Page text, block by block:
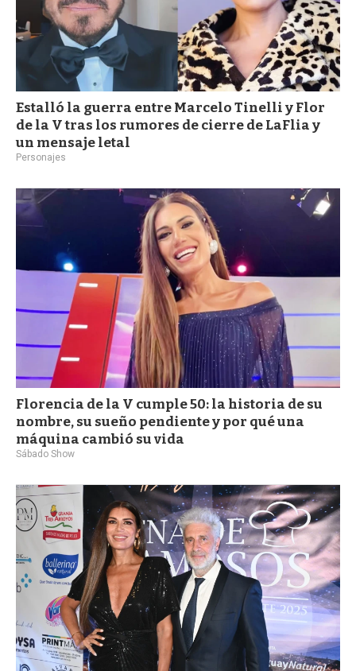
Estalló la guerra entre Marcelo Tinelli y Flor
de la V tras los rumores de cierre de LaFlia y
un mensaje letal
Personajes
Florencia de la V cumple 50: la historia de su
nombre, su sueño pendiente y por qué una
máquina cambió su vida
Sábado Show